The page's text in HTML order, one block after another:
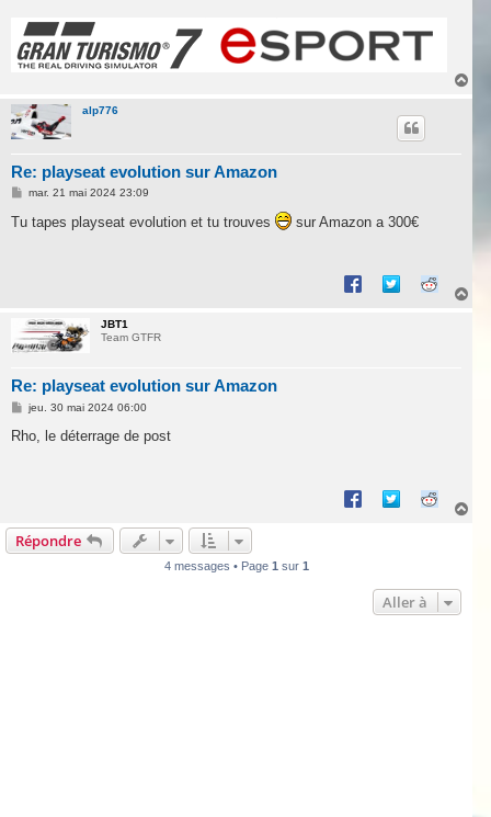
alp776
Re: playseat evolution sur Amazon
M
s
s
mar. 21 mai 2024 23:09
Tu tapes playseat evolution et tu trouves sur Amazon a 300€
JBT1
Team GTFR
Re: playseat evolution sur Amazon
M
s
jeu. 30 mai 2024 06:00
Rho, le déterrage de post
Répondre
4 messages • Page 1 sur 1
Aller à